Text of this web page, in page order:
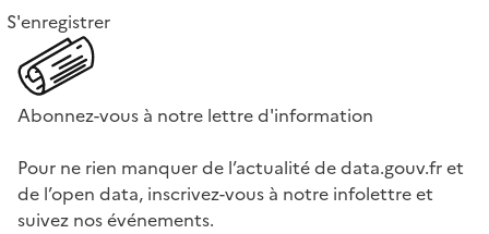
S'enregistrer
Abonnez-vous à notre lettre d'information
Pour ne rien manquer de l’actualité de data.gouv.fr et
de l’open data, inscrivez-vous à notre infolettre et
suivez nos événements.